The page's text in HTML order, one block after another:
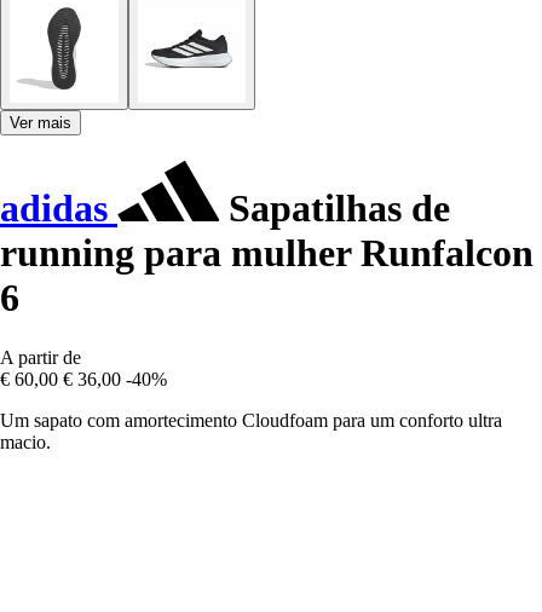
Ver mais
adidas
Sapatilhas de
running para mulher Runfalcon
6
A partir de
€ 60,00 € 36,00 -40%
Um sapato com amortecimento Cloudfoam para um conforto ultra
macio.